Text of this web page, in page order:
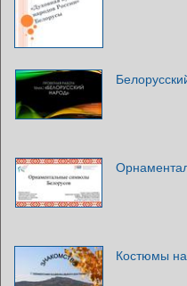
Костюмы